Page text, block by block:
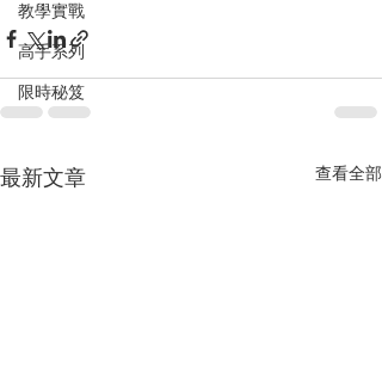
教學實戰
高手系列
限時秘笈
最新文章 查看全部